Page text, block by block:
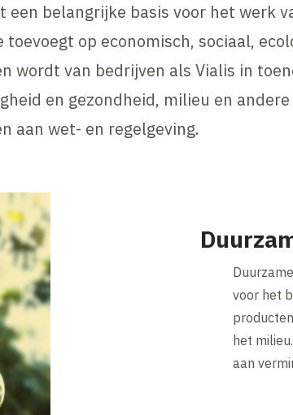
belangrijke basis voor het werk
op economisch, sociaal,
wordt van bedrijven als Vialis in
en gezondheid, milieu en
aan wet- en regelgeving.
voor het
het
aan